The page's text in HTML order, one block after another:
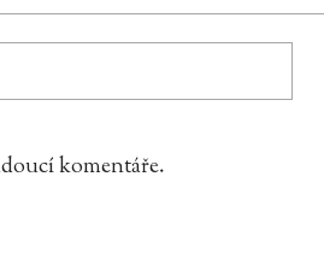
komentáře.